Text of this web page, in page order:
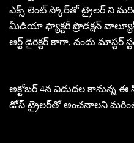
ఎక్స్ లెంట్ స్కోర్‌తో ట్రైలర్ ని
మీడియా ఫ్యాక్టరీ ప్రొడక్షన్
ఆర్ట్ డైరెక్టర్ కాగా, నందు మాస్టర్
అక్టోబ‌ర్ 4న విడుద‌ల కానున్న
డోస్ ట్రైల‌ర్‌తో అంచ‌నాలని